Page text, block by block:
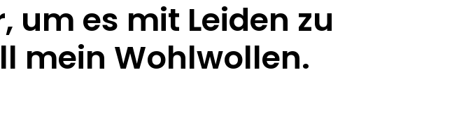
um es mit Leiden zu
mein Wohlwollen.